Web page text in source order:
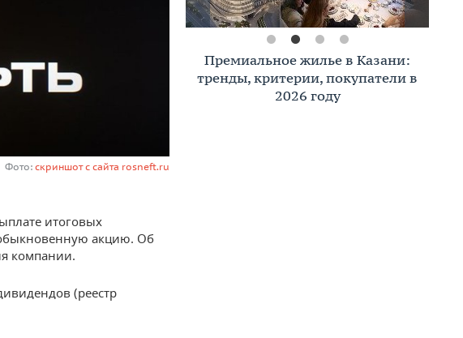
Фото: скриншот с сайта rosneft.ru
итоговых
акцию. Об
компании.
(реестр
Премиальное жилье в Казани:
тренды, критерии, покупатели в
2026 году